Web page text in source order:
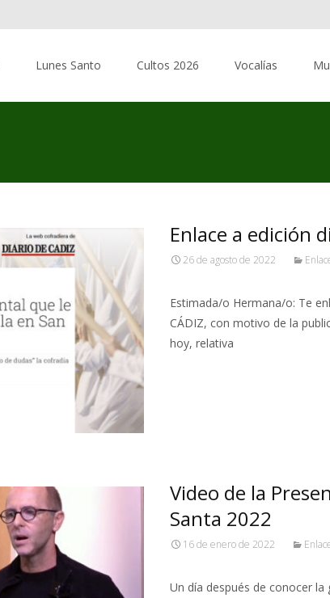
Lunes Santo Cultos 2026 Vocalías
Enlace a edición
26 de agosto de 2022
Estimada/o Hermana/o: Te
CÁDIZ, con motivo de la
hoy, relativa
Video de la
Santa 2022
16 de enero de 2022
Un día después de conocer